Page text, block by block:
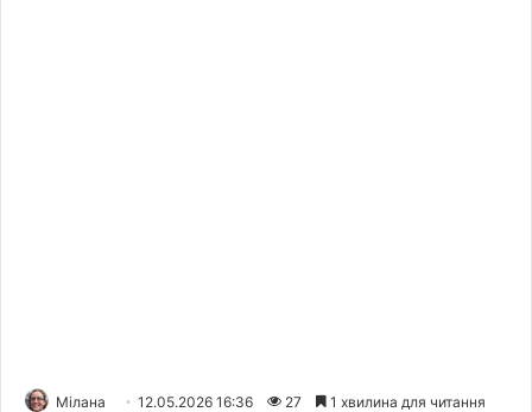
Мілана 12.05.2026 16:36 27 1 хвилина для читання